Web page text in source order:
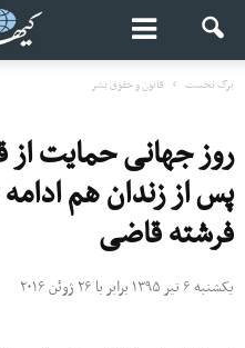
برگ نخست قانون و حقوق بشر
روز جهانی حمایت از
پس از زندان‌ هم
فرشته قاضی
یکشنبه ۶ تیر ۱۳۹۵ برابر با ۲۶ ژوئن ۲۰۱۶